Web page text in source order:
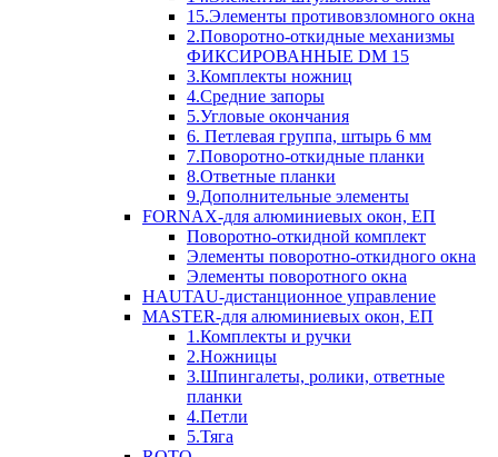
15.Элементы противовзломного окна
2.Поворотно-откидные механизмы
ФИКСИРОВАННЫЕ DM 15
3.Комплекты ножниц
4.Средние запоры
5.Угловые окончания
6. Петлевая группа, штырь 6 мм
7.Поворотно-откидные планки
8.Ответные планки
9.Дополнительные элементы
FORNAX-для алюминиевых окон, ЕП
Поворотно-откидной комплект
Элементы поворотно-откидного окна
Элементы поворотного окна
HAUTAU-дистанционное управление
MASTER-для алюминиевых окон, ЕП
1.Комплекты и ручки
2.Ножницы
3.Шпингалеты, ролики, ответные
планки
4.Петли
5.Тяга